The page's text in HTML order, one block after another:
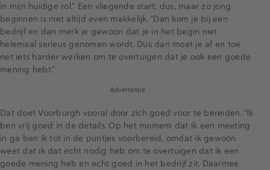
in mijn huidige rol.” Een vliegende start, dus, maar zo jong
beginnen is niet altijd even makkelijk. “Dan kom je bij een
bedrijf en dan merk je gewoon dat je in het begin niet
helemaal serieus genomen wordt. Dus dan moet je af en toe
net iets harder werken om te overtuigen dat je ook een goede
mening hebt.”
Advertentie
Dat doet Voorburgh vooral door zich goed voor te bereiden. “Ik
ben vrij goed in de details. Op het moment dat ik een meeting
in ga ben ik tot in de puntjes voorbereid, omdat ik gewoon
weet dat ik dat echt nodig heb om te overtuigen dat ik een
goede mening heb en echt goed in het bedrijf zit. Daarmee